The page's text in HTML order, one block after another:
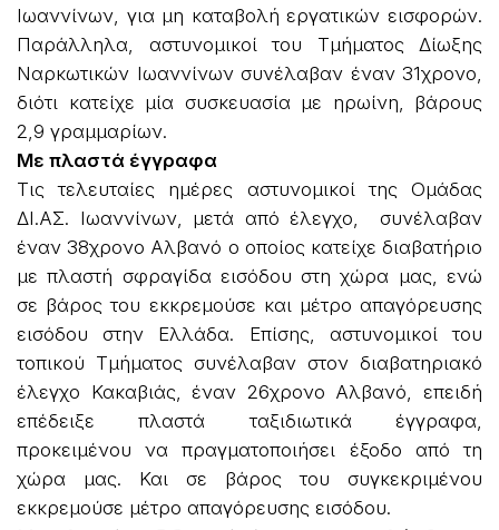
Ιωαννίνων, για μη καταβολή εργατικών εισφορών.
Παράλληλα, αστυνομικοί του Τμήματος Δίωξης
Ναρκωτικών Ιωαννίνων συνέλαβαν έναν 31χρονο,
διότι κατείχε μία συσκευασία με ηρωίνη, βάρους
2,9 γραμμαρίων.
Με πλαστά έγγραφα
Τις τελευταίες ημέρες αστυνομικοί της Ομάδας
ΔΙ.ΑΣ. Ιωαννίνων, μετά από έλεγχο, συνέλαβαν
έναν 38χρονο Αλβανό ο οποίος κατείχε διαβατήριο
με πλαστή σφραγίδα εισόδου στη χώρα μας, ενώ
σε βάρος του εκκρεμούσε και μέτρο απαγόρευσης
εισόδου στην Ελλάδα. Επίσης, αστυνομικοί του
τοπικού Τμήματος συνέλαβαν στον διαβατηριακό
έλεγχο Κακαβιάς, έναν 26χρονο Αλβανό, επειδή
επέδειξε πλαστά ταξιδιωτικά έγγραφα,
προκειμένου να πραγματοποιήσει έξοδο από τη
χώρα μας. Και σε βάρος του συγκεκριμένου
εκκρεμούσε μέτρο απαγόρευσης εισόδου.